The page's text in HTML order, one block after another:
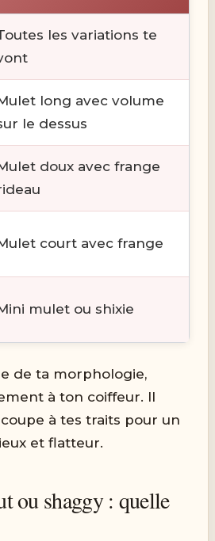
les variations te
long avec volume
le dessus
doux avec frange
court avec frange
mulet ou shixie
de ta morphologie,
à ton coiffeur. Il
à tes traits pour un
et flatteur.
ou shaggy : quelle